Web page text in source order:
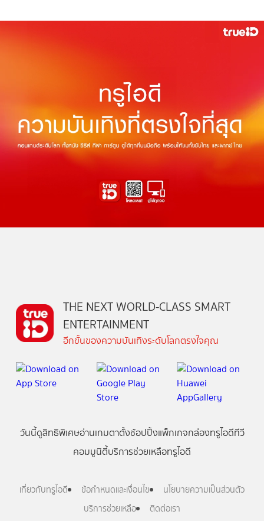
THE NEXT WORLD-CLASS SMART
ENTERTAINMENT
อีกขั้นของความบันเทิงระดับโลกตรงใจคุณ
วันนี้ดูสิทธิพิเศษอ่านเกมตาตั้งช้อปปิ้งแพ็กเกจกล่องทรูไอดีทีวี
คอมมูนิตี้บริการช่วยเหลือทรูไอดี
เกี่ยวกับทรูไอดี ข้อกำหนดและเงื่อนไข
นโยบายความเป็นส่วนตัว
บริการช่วยเหลือ
ติดต่อเรา